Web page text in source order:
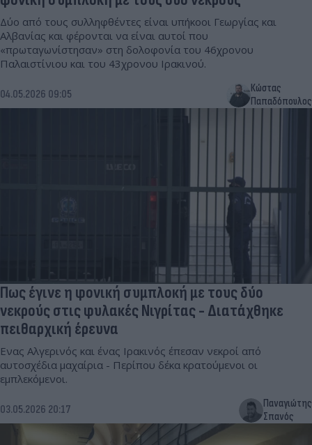
Δύο από τους συλληφθέντες είναι υπήκοοι Γεωργίας και
Αλβανίας και φέρονται να είναι αυτοί που
«πρωταγωνίστησαν» στη δολοφονία του 46χρονου
Παλαιστίνιου και του 43χρονου Ιρακινού.
04.05.2026 09:05
Κώστας
Παπαδόπουλος
Πως έγινε η φονική συμπλοκή με τους δύο
νεκρούς στις φυλακές Νιγρίτας - Διατάχθηκε
πειθαρχική έρευνα
Ενας Αλγερινός και ένας Ιρακινός έπεσαν νεκροί από
αυτοσχέδια μαχαίρια - Περίπου δέκα κρατούμενοι οι
εμπλεκόμενοι.
03.05.2026 20:17
Παναγιώτης
Σπανός